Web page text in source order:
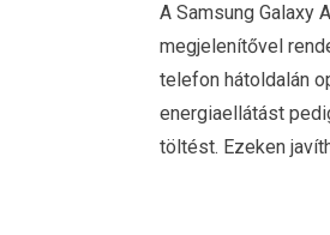
A Samsung Galaxy
megjelenítővel
telefon hátoldalán
energiaellátást
töltést. Ezeken